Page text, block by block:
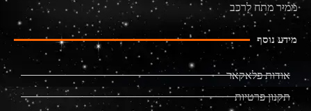
ממיר מתח לרכב
מידע נוסף
אודות פלאקאר
תקנון פרטיות